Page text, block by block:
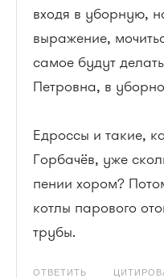
входя в уборную,
выражение,
самое будут
Петровна, в
Едроссы и такие,
Горбачёв, уже
пении хором?
котлы парового
трубы.
ОТВЕТИТЬ